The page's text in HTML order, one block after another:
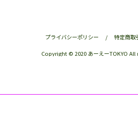
プライバシーポリシー / 特定商取
Copyright © 2020 あーえーTOKYO All